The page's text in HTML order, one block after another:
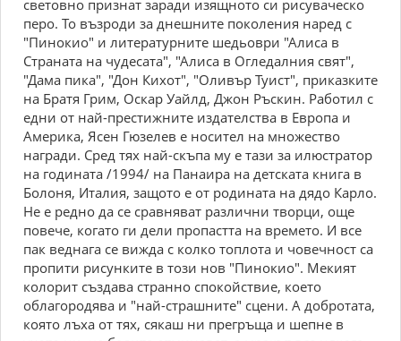
световно признат заради изящното си рисуваческо
перо. То възроди за днешните поколения наред с
"Пинокио" и литературните шедьоври "Алиса в
Страната на чудесата", "Алиса в Огледалния свят",
"Дама пика", "Дон Кихот", "Оливър Туист", приказките
на Братя Грим, Оскар Уайлд, Джон Ръскин. Работил с
едни от най-престижните издателства в Европа и
Америка, Ясен Гюзелев е носител на множество
награди. Сред тях най-скъпа му е тази за илюстратор
на годината /1994/ на Панаира на детската книга в
Болоня, Италия, защото е от родината на дядо Карло.
Не е редно да се сравняват различни творци, още
повече, когато ги дели пропастта на времето. И все
пак веднага се вижда с колко топлота и човечност са
пропити рисунките в този нов "Пинокио". Мекият
колорит създава странно спокойствие, което
облагородява и "най-страшните" сцени. А добротата,
която лъха от тях, сякаш ни прегръща и шепне в